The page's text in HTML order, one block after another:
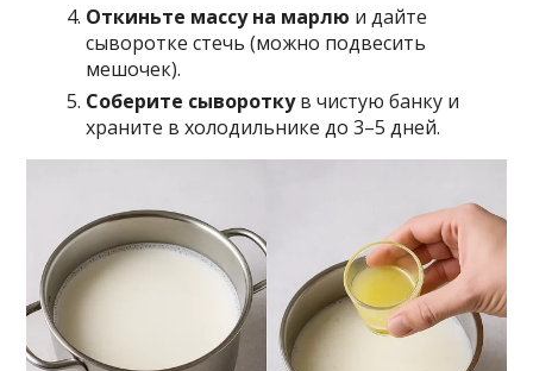
Откиньте массу на марлю и дайте
сыворотке стечь (можно подвесить
мешочек).
Соберите сывороткув чистую банку и
храните в холодильнике до 3–5 дней.